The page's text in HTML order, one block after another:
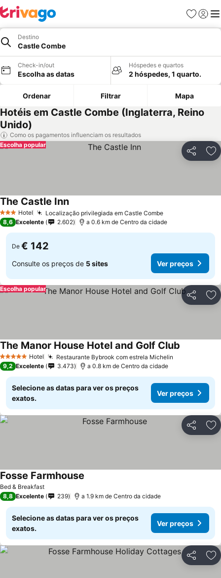
Favoritos
Iniciar
Destino
Castle Combe
Check-in/out
Escolha as datas
Hóspedes e quartos
2 hóspedes, 1 quarto.
Ordenar Filtrar Mapa
Hotéis em Castle Combe (Inglaterra, Reino
Unido)
Como os pagamentos influenciam os resultados
Partilhar
Escolha popular
3 EstrelasHotel Localização privilegiada em Castle Combe
The Castle Inn
8,6 Excelente 2.602 a 0.6 km de Centro da cidade
De € 142
Consulte os preços de 5 sites Ver preços
Partilhar
Escolha popular
5 Estrelas Hotel Restaurante Bybrook com estrela Michelin
The Manor House Hotel and Golf Club
9,2 Excelente 3.473 a 0.8 km de Centro da cidade
Selecione as datas para ver os preços
exatos.
Ver preços
Partilhar
Bed & Breakfast
Fosse Farmhouse
8,8 Excelente 239 a 1.9 km de Centro da cidade
Selecione as datas para ver os preços
exatos.
Ver preços
Partilhar